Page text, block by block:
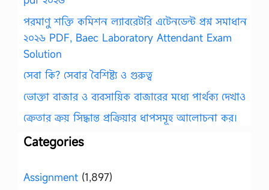
পরমাণু শক্তি কমিশন ল্যাবরেটরি এটেনডেন্ট প্রশ্ন সমাধান
২০২৬ PDF, Baec Laboratory Attendant Exam
Solution
সেবা কি? সেবার বৈশিষ্ট্য ও গুরুত্ব
ভোক্তা বাজার ও ব্যবসায়িক বাজারের মধ্যে পার্থক্য দেখাও
ক্রেতার ক্রয় সিদ্ধান্ত প্রক্রিয়ার ধাপসমূহ আলোচনা কর।
Categories
Assignment (1,897)